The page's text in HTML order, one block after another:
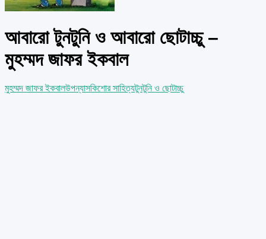
আবারো টুনটুনি ও আবারো ছোটাচ্চু –
মুহম্মদ জাফর ইকবাল
মুহম্মদ জাফর ইকবালউপন্যাসকিশোর সাহিত্যটুনটুনি ও ছোটাচ্চু